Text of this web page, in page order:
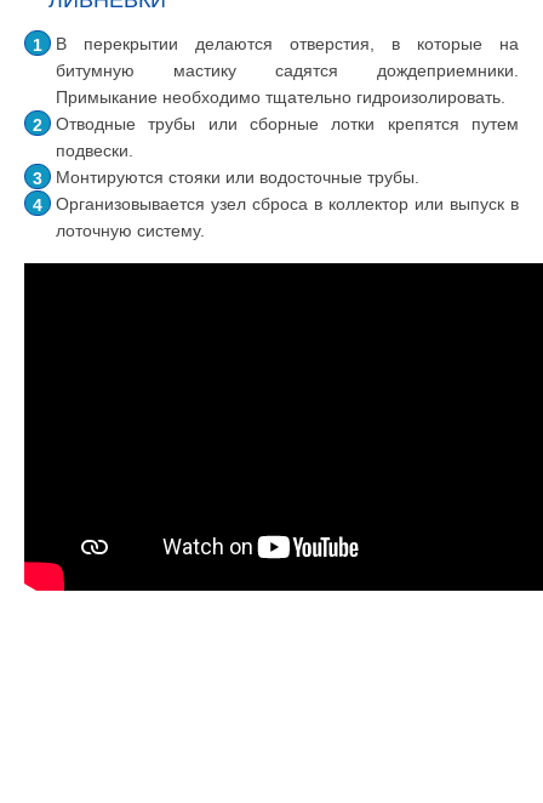
В перекрытии делаются отверстия, в которые на
битумную мастику садятся дождеприемники.
Примыкание необходимо тщательно гидроизолировать.
Отводные трубы или сборные лотки крепятся путем
подвески.
Монтируются стояки или водосточные трубы.
Организовывается узел сброса в коллектор или выпуск в
лоточную систему.